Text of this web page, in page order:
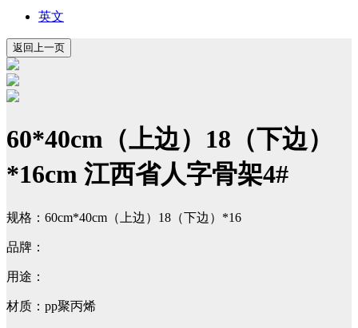
英文
60*40cm（上边）18（下边）
*16cm 江西省人字骨架4#
规格：60cm*40cm（上边）18（下边）*16
品牌：
用途：
材质：pp聚丙烯